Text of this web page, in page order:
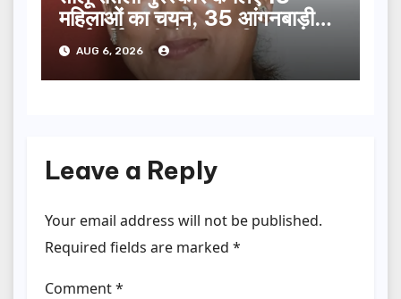
महिलाओं का चयन, 35 आंगनबाड़ी
कार्यकर्तियां भी होंगी सम्मानित…
AUG 6, 2026
Leave a Reply
Your email address will not be published.
Required fields are marked *
Comment*